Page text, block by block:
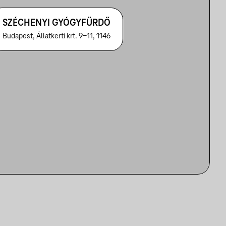
SZÉCHENYI GYÓGYFÜRDŐ
Budapest, Állatkerti krt. 9-11, 1146